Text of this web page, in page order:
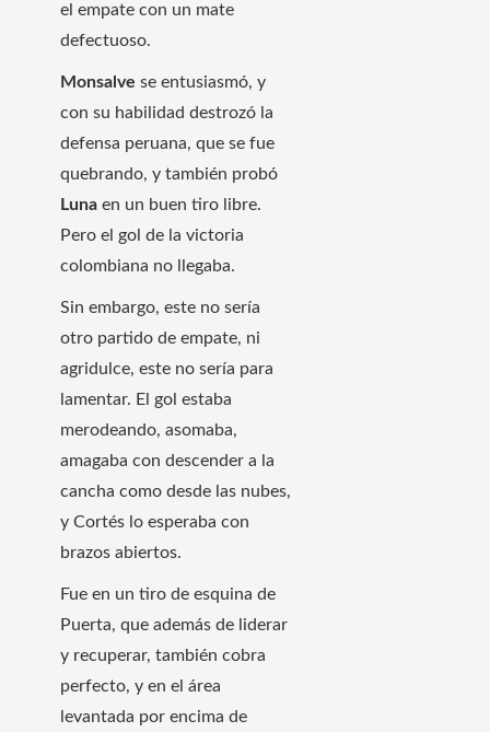
el empate con un mate
defectuoso.
Monsalve se entusiasmó, y
con su habilidad destrozó la
defensa peruana, que se fue
quebrando, y también probó
Luna en un buen tiro libre.
Pero el gol de la victoria
colombiana no llegaba.
Sin embargo, este no sería
otro partido de empate, ni
agridulce, este no sería para
lamentar. El gol estaba
merodeando, asomaba,
amagaba con descender a la
cancha como desde las nubes,
y Cortés lo esperaba con
brazos abiertos.
Fue en un tiro de esquina de
Puerta, que además de liderar
y recuperar, también cobra
perfecto, y en el área
levantada por encima de